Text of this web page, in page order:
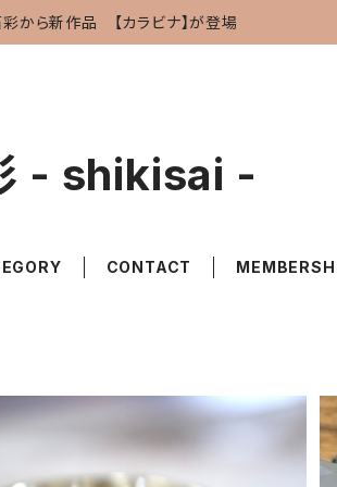
から新作品 【カラビナ】が登場
- shikisai -
CONTACT